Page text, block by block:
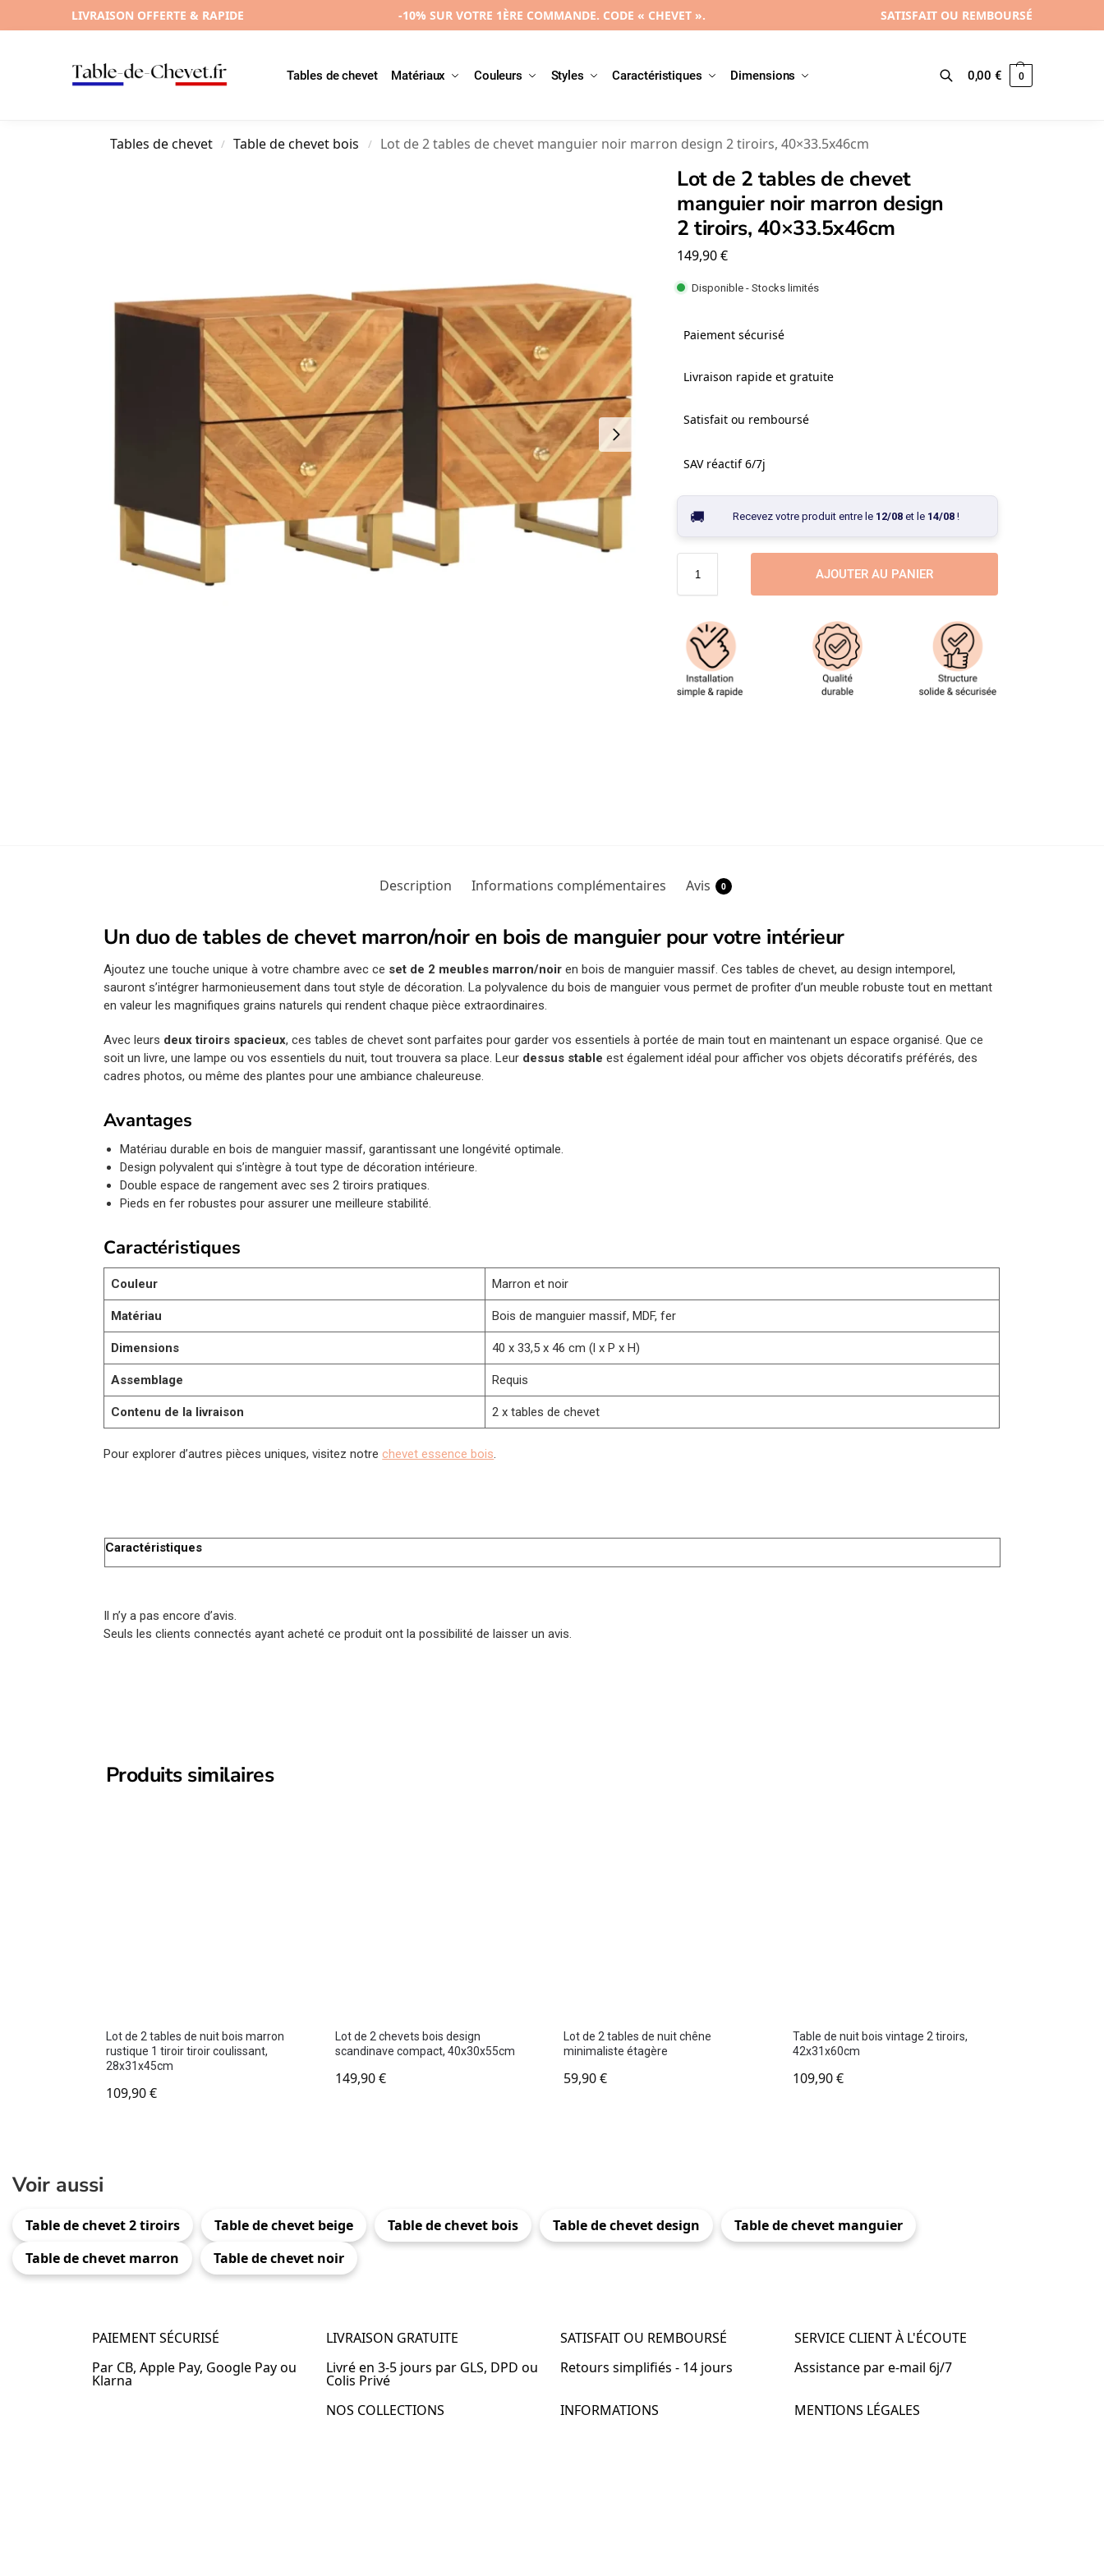
LIVRAISON OFFERTE & RAPIDE -10% SUR VOTRE 1ÈRE COMMANDE. CODE « CHEVET ». SATISFAIT OU REMBOURSÉ
Tables de chevet Matériaux Couleurs Styles Caractéristiques Dimensions
Recherche 0,00€ 0
Tables de chevet / Table de chevet bois / Lot de 2 tables de chevet manguier noir marron design 2 tiroirs, 40×33.5x46cm
Lot de 2 tables de chevet
manguier noir marron design
2 tiroirs, 40×33.5x46cm
149,90€
Disponible - Stocks limités
Paiement sécurisé
Livraison rapide et gratuite
Satisfait ou remboursé
SAV réactif 6/7j
Recevez votre produit entre le 12/08et le 14/08!
AJOUTER AU PANIER
Description Informations complémentaires Avis 0
Un duo de tables de chevet marron/noir en bois de manguier pour votre intérieur
Ajoutez une touche unique à votre chambre avec ce set de 2 meubles marron/noir en bois de manguier massif. Ces tables de chevet, au design intemporel,
sauront s’intégrer harmonieusement dans tout style de décoration. La polyvalence du bois de manguier vous permet de profiter d’un meuble robuste tout en mettant
en valeur les magnifiques grains naturels qui rendent chaque pièce extraordinaires.
Avec leurs deux tiroirs spacieux, ces tables de chevet sont parfaites pour garder vos essentiels à portée de main tout en maintenant un espace organisé. Que ce
soit un livre, une lampe ou vos essentiels du nuit, tout trouvera sa place. Leur dessus stable est également idéal pour afficher vos objets décoratifs préférés, des
cadres photos, ou même des plantes pour une ambiance chaleureuse.
Avantages
Matériau durable en bois de manguier massif, garantissant une longévité optimale.
Design polyvalent qui s’intègre à tout type de décoration intérieure.
Double espace de rangement avec ses 2 tiroirs pratiques.
Pieds en fer robustes pour assurer une meilleure stabilité.
Caractéristiques
Couleur Marron et noir
Matériau Bois de manguier massif, MDF, fer
Dimensions 40 x 33,5 x 46 cm (l x P x H)
Assemblage Requis
Contenu de la livraison 2 x tables de chevet
Pour explorer d’autres pièces uniques, visitez notrechevet essence bois.
Caractéristiques
Il n’y a pas encore d’avis.
Seuls les clients connectés ayant acheté ce produit ont la possibilité de laisser un avis.
Produits similaires
Lot de 2 tables de nuit bois marron
rustique 1 tiroir tiroir coulissant,
28x31x45cm
109,90€
Lot de 2 chevets bois design
scandinave compact, 40x30x55cm
149,90€
Lot de 2 tables de nuit chêne
minimaliste étagère
59,90€
Table de nuit bois vintage 2 tiroirs,
42x31x60cm
109,90€
Voir aussi
Table de chevet 2 tiroirs Table de chevet beige Table de chevet bois Table de chevet design
Table de chevet manguier
Table de chevet marron
Table de chevet noir
PAIEMENT SÉCURISÉ
Par CB, Apple Pay, Google Pay ou
Klarna
LIVRAISON GRATUITE
Livré en 3-5 jours par GLS, DPD ou
Colis Privé
SATISFAIT OU REMBOURSÉ
Retours simplifiés - 14 jours
SERVICE CLIENT À L'ÉCOUTE
Assistance par e-mail 6j/7
NOS COLLECTIONS
INFORMATIONS
MENTIONS LÉGALES